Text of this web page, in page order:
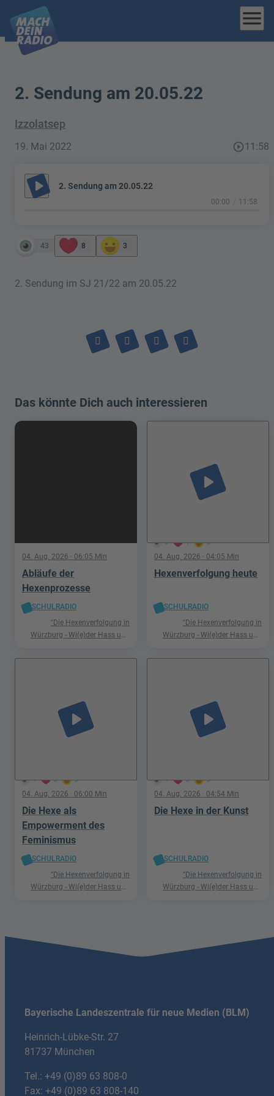
menu
2. Sendung am 20.05.22
Izzolatsep
19. Mai 2022 play_circle_outline11:58
play_arrow 2. Sendung am 20.05.22
00:00 11:58
43 8 3
2. Sendung im SJ 21/22 am 20.05.22
Das könnte Dich auch interessieren
04. Aug. 2026 · 06:05 Min
Abläufe der
Hexenprozesse
SCHULRADIO
"Die Hexenverfolgung in
Würzburg - Wi(e)der Hass und
5 1 0
play_arrow
04. Aug. 2026 · 04:05 Min
Hexenverfolgung heute
SCHULRADIO
"Die Hexenverfolgung in
Würzburg - Wi(e)der Hass und
1 0 0
play_arrow
04. Aug. 2026 · 06:00 Min
Die Hexe als
Empowerment des
Feminismus
SCHULRADIO
"Die Hexenverfolgung in
Würzburg - Wi(e)der Hass und
1 0 0
play_arrow
04. Aug. 2026 · 04:54 Min
Die Hexe in der Kunst
SCHULRADIO
"Die Hexenverfolgung in
Würzburg - Wi(e)der Hass und
Bayerische Landeszentrale für neue Medien (BLM)
Heinrich-Lübke-Str. 27
81737 München
Tel.: +49 (0)89 63 808-0
Fax: +49 (0)89 63 808-140